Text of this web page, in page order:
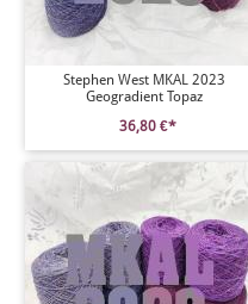
Stephen West MKAL 2023
Geogradient Topaz
36,80 €*